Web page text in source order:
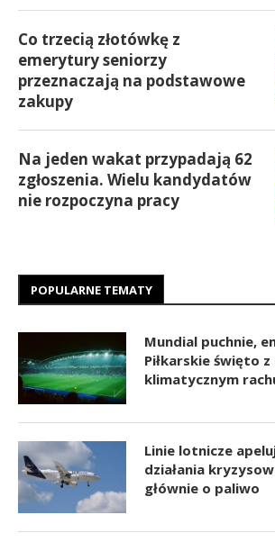
Co trzecią złotówkę z
emerytury seniorzy
przeznaczają na podstawowe
zakupy
Na jeden wakat przypadają 62
zgłoszenia. Wielu kandydatów
nie rozpoczyna pracy
POPULARNE TEMATY
Mundial puchnie,
Piłkarskie święto
klimatycznym
Linie lotnicze
działania
głównie o paliwo